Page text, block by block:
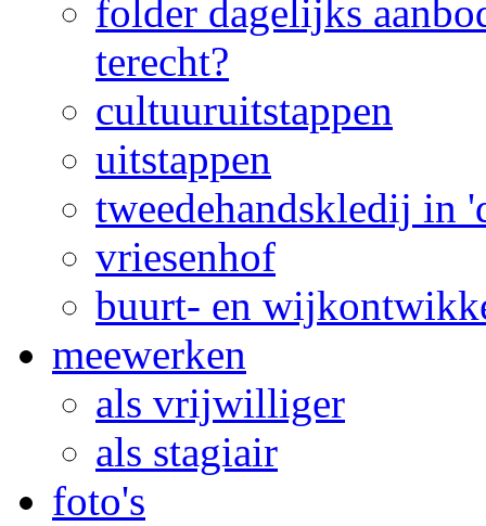
folder dagelijks
terecht?
cultuuruitstappen
uitstappen
tweedehandskledij in
vriesenhof
buurt- en
meewerken
als vrijwilliger
als stagiair
foto's